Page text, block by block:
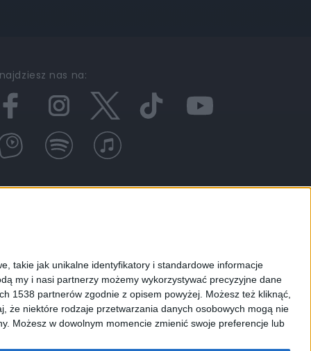
takie jak unikalne identyfikatory i standardowe informacje
my i nasi partnerzy możemy wykorzystywać precyzyjne dane
1538 partnerów zgodnie z opisem powyżej. Możesz też kliknąć,
że niektóre rodzaje przetwarzania danych osobowych mogą nie
Możesz w dowolnym momencie zmienić swoje preferencje lub
nas na:
FAQ
RADIO CHOPIN RCKL PODCASTY